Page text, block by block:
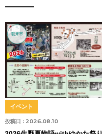
朝来市
投稿日 : 2026.08.10
イベント